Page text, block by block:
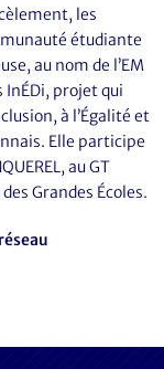
les
étudiante
au nom de l’EM
projet qui
à l’Égalité et
Elle participe
au GT
Grandes Écoles.